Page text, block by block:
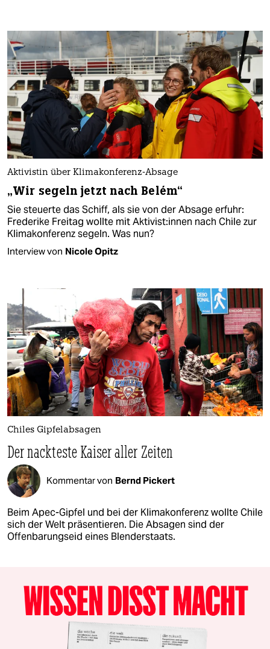
Aktivistin über Klimakonferenz-Absage
„Wir segeln jetzt nach Belém“
Sie steuerte das Schiff, als sie von der Absage erfuhr:
Frederike Freitag wollte mit Aktivist:innen nach Chile zur
Klimakonferenz segeln. Was nun?
Interview von Nicole Opitz
Chiles Gipfelabsagen
Der nackteste Kaiser aller Zeiten
Kommentar von Bernd Pickert
Beim Apec-Gipfel und bei der Klimakonferenz wollte Chile
sich der Welt präsentieren. Die Absagen sind der
Offenbarungseid eines Blenderstaats.